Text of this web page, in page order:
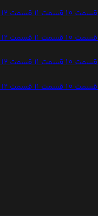
قسمت 10 قسمت 11 قسمت 12
قسمت 10 قسمت 11 قسمت 12
قسمت 10 قسمت 11 قسمت 12
قسمت 10 قسمت 11 قسمت 12